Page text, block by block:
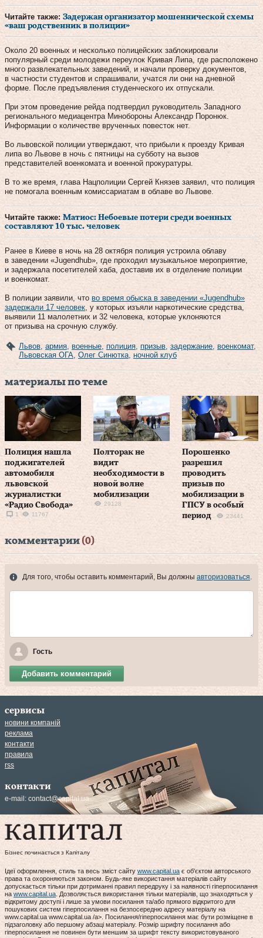
Читайте также: Задержан организатор мошеннической схемы
«ваш родственник в полиции»
Около 20 военных и несколько полицейских заблокировали
популярный среди молодежи переулок Кривая Липа, где расположено
много развлекательных заведений, и начали проверку документов,
в частности студентов и спрашивали, учатся ли они на дневной
форме. После предъявления студенческого их отпускали.
При этом проведение рейда подтвердил руководитель Западного
регионального медиацентра Минобороны Александр Поронюк.
Информации о количестве врученных повесток нет.
Во львовской полиции утверждают, что прибыли к проезду Кривая
липа во Львове в ночь с пятницы на субботу на вызов
представителей военкомата и военной прокуратуры.
В то же время, глава Нацполиции Сергей Князев заявил, что полиция
не помогала военным комиссариатам в облаве во Львове.
Читайте также: Матиос: Небоевые потери среди военных
составляют 10 тыс. человек
Ранее в Киеве в ночь на 28 октября полиция устроила облаву
в заведении «Jugendhub», где проходил музыкальное мероприятие,
и задержала посетителей хаба, доставив их в отделение полиции
и военкомат.
В полиции заявили, что во время обыска в заведении «Jugendhub»
задержали 17 человек , у которых изъяли наркотические средства,
выявили 11 малолетних и 32 человека, которые уклоняются
от призыва на срочную службу.
Львов армия военные полиция призыв задержание военкомат,
Львовская ОГА Олег Синютка ночной клуб
материалы по теме
Полиция нашла
поджигателей
автомобиля
львовской
журналистки
«Радио Свобода»
1 11767
Полторак не
видит
необходимости в
новой волне
мобилизации
29128
Порошенко
разрешил
проводить
призыв по
мобилизации в
ГПСУ в особый
период
23441
комментарии (0)
Для того, чтобы оставить комментарий, Вы должны авторизоваться.
Гость
Добавить комментарий
сервисы
новини компаній
реклама
контакти
правила
rss
контакти
e-mail: contact@capital.ua
Бізнес починається з Капіталу
Ідеї оформлення, стиль та весь зміст сайту www.capital.ua є об'єктом авторського
права та охороняються законом. Будь-яке використання матеріалів сайту
допускається тільки при дотриманні правил передруку і за наявності гіперпосилання
на www.capital.ua. Дозволяється використання тільки матеріалів, що знаходяться у
відкритому доступі і лише за умови посилання та/або прямого відкритого для
пошукових систем гіперпосилання на безпосередню адресу матеріалу на
www.capital.ua www.capital.ua /a>. Посилання/гіперпосилання має бути розміщене в
підзаголовку або першому абзаці матеріалу. Розмір шрифту посилання або
гіперпосилання не повинен бути меншим за шрифт тексту використовуваного